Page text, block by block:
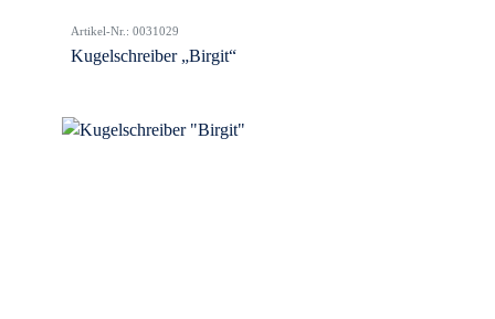
Farbe
Artikel-Nr.: 0031029
Kugelschreiber „Birgit“